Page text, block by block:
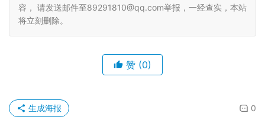
容， 请发送邮件至89291810@qq.com举报，一经查实，本站
将立刻删除。
赞 (0)
0
生成海报